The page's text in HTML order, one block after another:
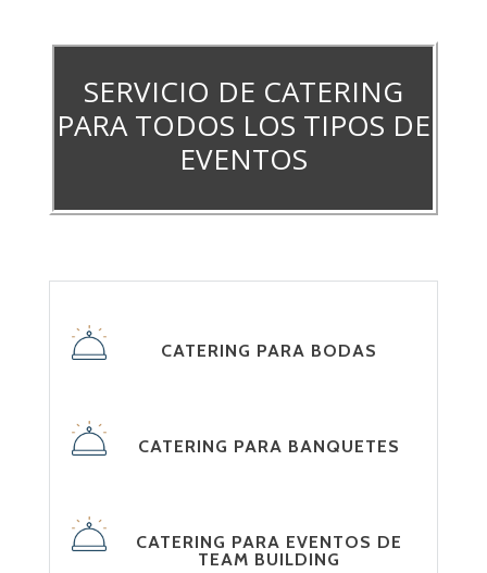
SERVICIO DE CATERING
PARA TODOS LOS TIPOS DE
EVENTOS
CATERING PARA BODAS
CATERING PARA BANQUETES
CATERING PARA EVENTOS DE
TEAM BUILDING